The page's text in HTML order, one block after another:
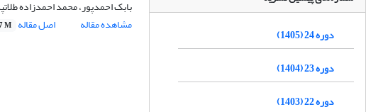
بابک احمدپور، محمد احمدزاده
مشاهده مقاله
اصل مقاله M
دوره 24 (1405)
دوره 23 (1404)
دوره 22 (1403)